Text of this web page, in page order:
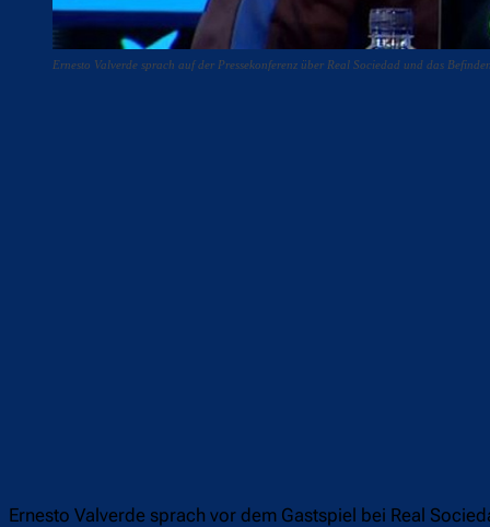
Ernesto Valverde sprach auf der Pressekonferenz über Real Sociedad und das
Ernesto Valverde sprach vor dem Gastspiel bei Real